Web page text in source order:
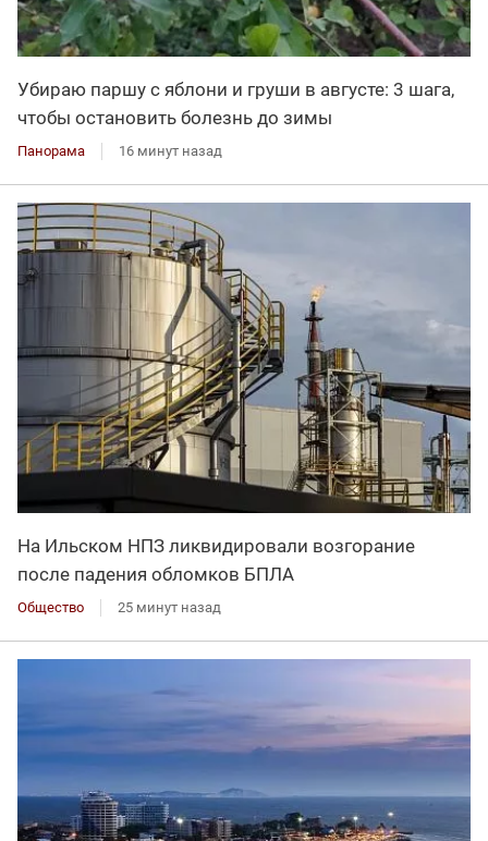
Убираю паршу с яблони и груши в августе: 3 шага,
чтобы остановить болезнь до зимы
Панорама 16 минут назад
На Ильском НПЗ ликвидировали возгорание
после падения обломков БПЛА
Общество 25 минут назад